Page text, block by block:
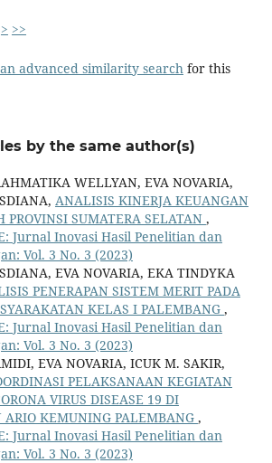
> >>
advanced similarity search for this
by the same author(s)
WELLYAN, EVA NOVARIA,
ANALISIS KINERJA KEUANGAN
PROVINSI SUMATERA SELATAN ,
Jurnal Inovasi Hasil Penelitian dan
Vol. 3 No. 3 (2023)
EVA NOVARIA, EKA TINDYKA
PENERAPAN SISTEM MERIT PADA
KELAS I PALEMBANG ,
Jurnal Inovasi Hasil Penelitian dan
Vol. 3 No. 3 (2023)
EVA NOVARIA, ICUK M. SAKIR,
PELAKSANAAN KEGIATAN
VIRUS DISEASE 19 DI
KEMUNING PALEMBANG ,
Jurnal Inovasi Hasil Penelitian dan
Vol. 3 No. 3 (2023)